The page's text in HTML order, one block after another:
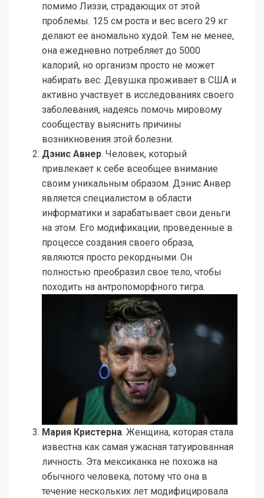
помимо Лиззи, страдающих от этой
проблемы. 125 см роста и вес всего 29 кг
делают ее аномально худой. Тем не менее,
она ежедневно потребляет до 5000
калорий, но организм просто не может
набирать вес. Девушка проживает в США и
активно участвует в исследованиях своего
заболевания, надеясь помочь мировому
сообществу выяснить причины
возникновения этой болезни.
Дэнис Авнер. Человек, который
привлекает к себе всеобщее внимание
своим уникальным образом. Дэнис Анвер
является специалистом в области
информатики и зарабатывает свои деньги
на этом. Его модификации, проведенные в
процессе создания своего образа,
являются просто рекордными. Он
полностью преобразил свое тело, чтобы
походить на антропоморфного тигра.
Мария Кристерна. Женщина, которая стала
известна как самая ужасная татуированная
личность. Эта мексиканка не похожа на
обычного человека, потому что она в
течение нескольких лет модифицировала